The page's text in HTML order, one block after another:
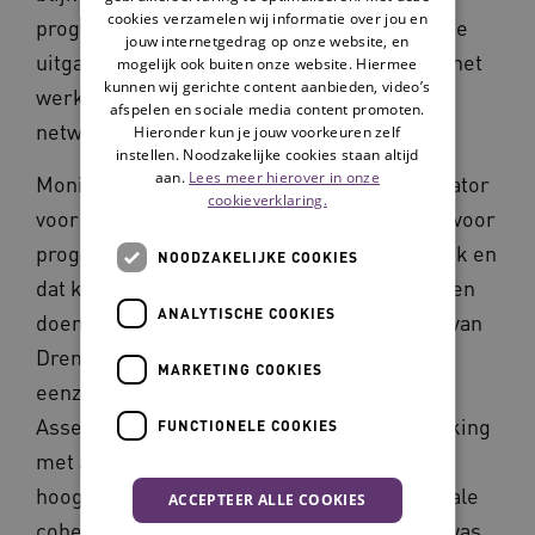
programmamedewerkers. Niet alleen kan de
uitgangssituatie anders zijn, de grootte van het
werkterrein, maar ook de kennis van het
netwerk.
Monique Bodegom werkte als regiocoördinator
voor Vier het Leven: ‘Toen de oproep kwam voor
programmamedewerkers dacht ik dat is leuk en
dat kan ik naast mijn werk voor Vier het Leven
doen. Ik heb als eerste stap de statistieken van
Drenthe erbij gepakt over thema’s als
eenzaamheid. Toen bleek dat de gemeente
Assen, de stad waar ik zelf woon, in vergelijking
met andere gemeenten in de provincie het
hoogste te scoren op eenzaamheid. Op sociale
cookies verzamelen wij informatie over jou en
jouw internetgedrag op onze website, en
mogelijk ook buiten onze website. Hiermee
kunnen wij gerichte content aanbieden, video’s
afspelen en sociale media content promoten.
Hieronder kun je jouw voorkeuren zelf
instellen. Noodzakelijke cookies staan altijd
aan. Lees meer hierover in onze
cookieverklaring.
NOODZAKELIJKE COOKIES
ANALYTISCHE COOKIES
MARKETING COOKIES
FUNCTIONELE COOKIES
ACCEPTEER ALLE COOKIES